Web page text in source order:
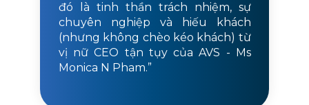
đó là tinh thần trách nhiệm, sự
chuyên nghiệp và hiếu khách
(nhưng không chèo kéo khách) từ
vị nữ CEO tận tụy của AVS - Ms
Monica N Pham.”